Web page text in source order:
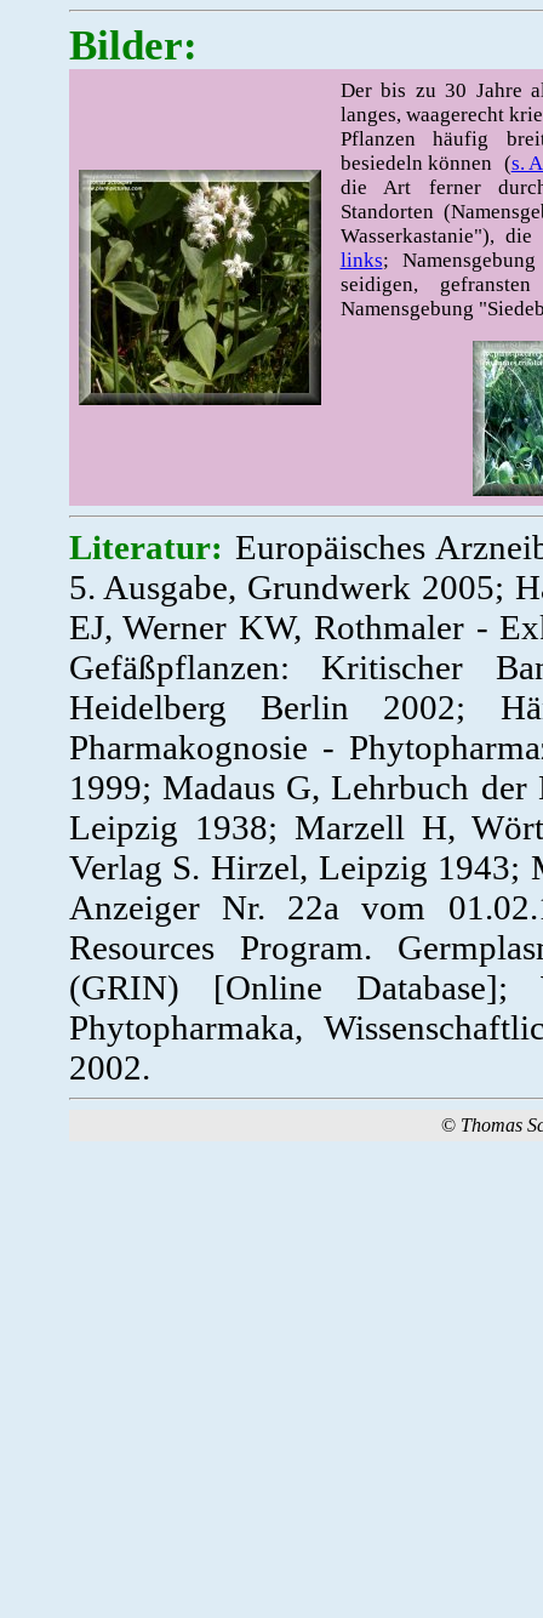
Bilder:
Der bis zu 30 Jahre
langes, waagerecht
Pflanzen häufig
besiedeln können (s.
die Art ferner
Standorten
Wasserkastanie"),
links;
seidigen,
Namensgebung
Literatur: Europäisches
5. Ausgabe, Grundwerk 2005;
EJ, Werner KW, Rothmaler -
Gefäßpflanzen: Kritischer
Heidelberg Berlin 2002;
Pharmakognosie -
1999; Madaus G, Lehrbuch
Leipzig 1938; Marzell H,
Verlag S. Hirzel, Leipzig 1943;
Anzeiger Nr. 22a vom
Resources Program.
(GRIN) [Online
Phytopharmaka,
2002.
© Thomas